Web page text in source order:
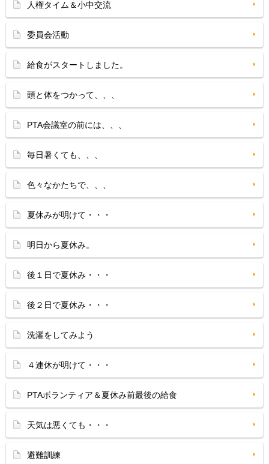
人権タイム＆小中交流
委員会活動
給食がスタートしました。
頭と体をつかって、、、
PTA会議室の前には、、、
毎日暑くても、、、
色々なかたちで、、、
夏休みが明けて・・・
明日から夏休み。
後１日で夏休み・・・
後２日で夏休み・・・
洗濯をしてみよう
４連休が明けて・・・
PTAボランティア＆夏休み前最後の給食
天気は悪くても・・・
避難訓練